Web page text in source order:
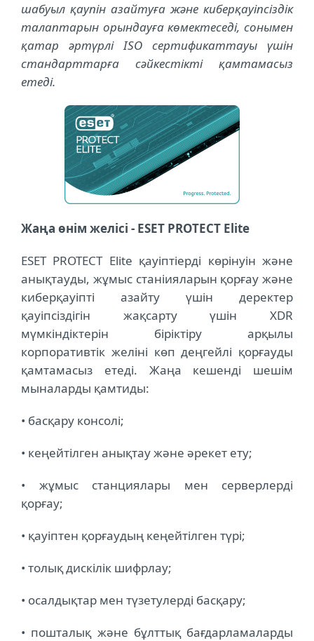
шабуыл қаупін азайтуға және киберқауіпсіздік
талаптарын орындауға көмектеседі, сонымен
қатар әртүрлі ISO сертификаттауы үшін
стандарттарға сәйкестікті қамтамасыз
етеді.
Жаңа өнім желісі - ESET PROTECT Elite
ESET PROTECT Elite қауіптіерді көрінуін және
анықтауды, жұмыс станіияларын қорғау және
киберқауіпті азайту үшін деректер
қауіпсіздігін жақсарту үшін XDR
мүмкіндіктерін біріктіру арқылы
корпоративтік желіні көп деңгейлі қорғауды
қамтамасыз етеді. Жаңа кешенді шешім
мыналарды қамтиды:
• басқару консолі;
• кеңейтілген анықтау және әрекет ету;
• жұмыс станциялары мен серверлерді
қорғау;
• қауіптен қорғаудың кеңейтілген түрі;
• толық дискілік шифрлау;
• осалдықтар мен түзетулерді басқару;
• пошталық және бұлттық бағдарламаларды